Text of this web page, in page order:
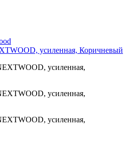
усиленная, Коричневый